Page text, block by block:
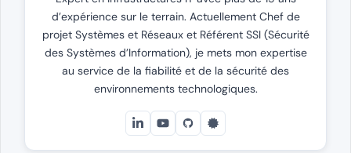
d’expérience sur le terrain. Actuellement Chef de
projet Systèmes et Réseaux et Référent SSI (Sécurité
des Systèmes d’Information), je mets mon expertise
au service de la fiabilité et de la sécurité des
environnements technologiques.